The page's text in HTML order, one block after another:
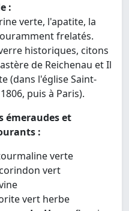
:
verte, l'apatite, la
frelatés.
historiques, citons
de Reichenau et Il
(dans l'église Saint-
puis à Paris).
émeraudes et
:
verte
corindon vert
vert herbe